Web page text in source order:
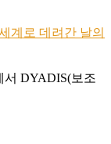
계로 데려간 날의